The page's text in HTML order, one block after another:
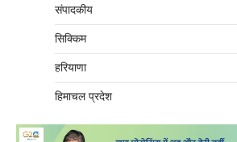
संपादकीय
सिक्किम
हरियाणा
हिमाचल प्रदेश